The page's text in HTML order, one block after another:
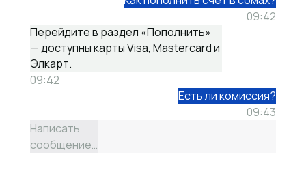
09:42
Перейдите в раздел «Пополнить»
— доступны карты Visa, Mastercard и
Элкарт.
09:42
Есть ли комиссия?
09:43
Написать
сообщение…